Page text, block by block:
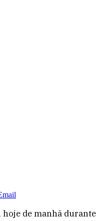
de manhã durante